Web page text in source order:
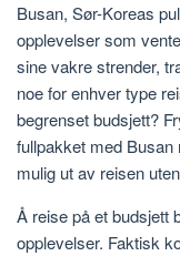
Busan, Sør-Koreas
opplevelser som
sine vakre strender,
noe for enhver type
begrenset budsjett?
fullpakket med
mulig ut av reisen
Å reise på et budsjett
opplevelser. Faktisk